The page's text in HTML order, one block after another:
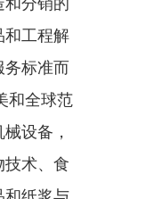
和工程解
务标准而
和全球范
设备，
技术、食